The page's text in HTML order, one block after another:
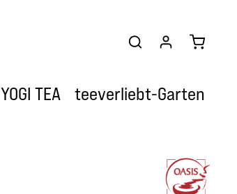
YOGI TEA teeverliebt-Garten